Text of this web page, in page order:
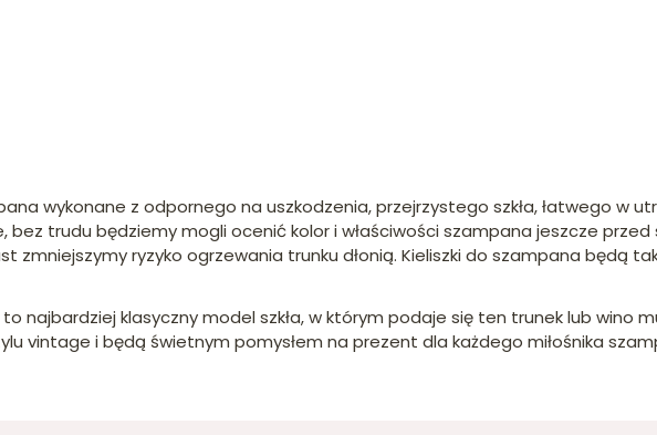
wykonane z odpornego na uszkodzenia, przejrzystego szkła, łatwego w
bez trudu będziemy mogli ocenić kolor i właściwości szampana jeszcze
zmniejszymy ryzyko ogrzewania trunku dłonią. Kieliszki do szampana będą
najbardziej klasyczny model szkła, w którym podaje się ten trunek lub wino
vintage i będą świetnym pomysłem na prezent dla każdego miłośnika